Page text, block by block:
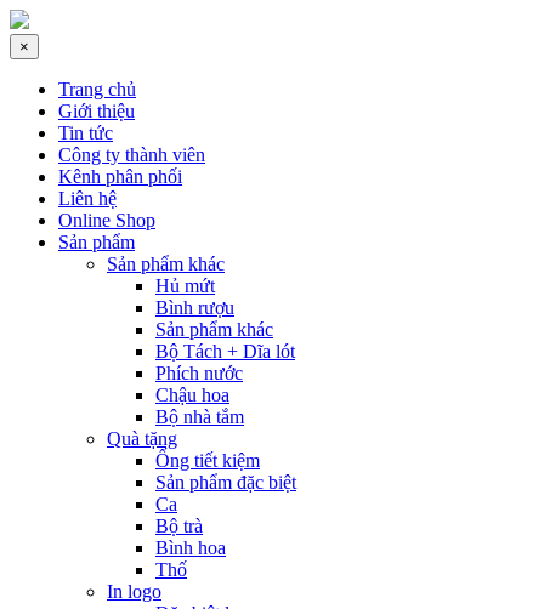
×
Trang chủ
Giới thiệu
Tin tức
Công ty thành viên
Kênh phân phối
Liên hệ
Online Shop
Sản phẩm
Sản phẩm khác
Hủ mứt
Bình rượu
Sản phẩm khác
Bộ Tách + Dĩa lót
Phích nước
Chậu hoa
Bộ nhà tắm
Quà tặng
Ống tiết kiệm
Sản phẩm đặc biệt
Ca
Bộ trà
Bình hoa
Thố
In logo